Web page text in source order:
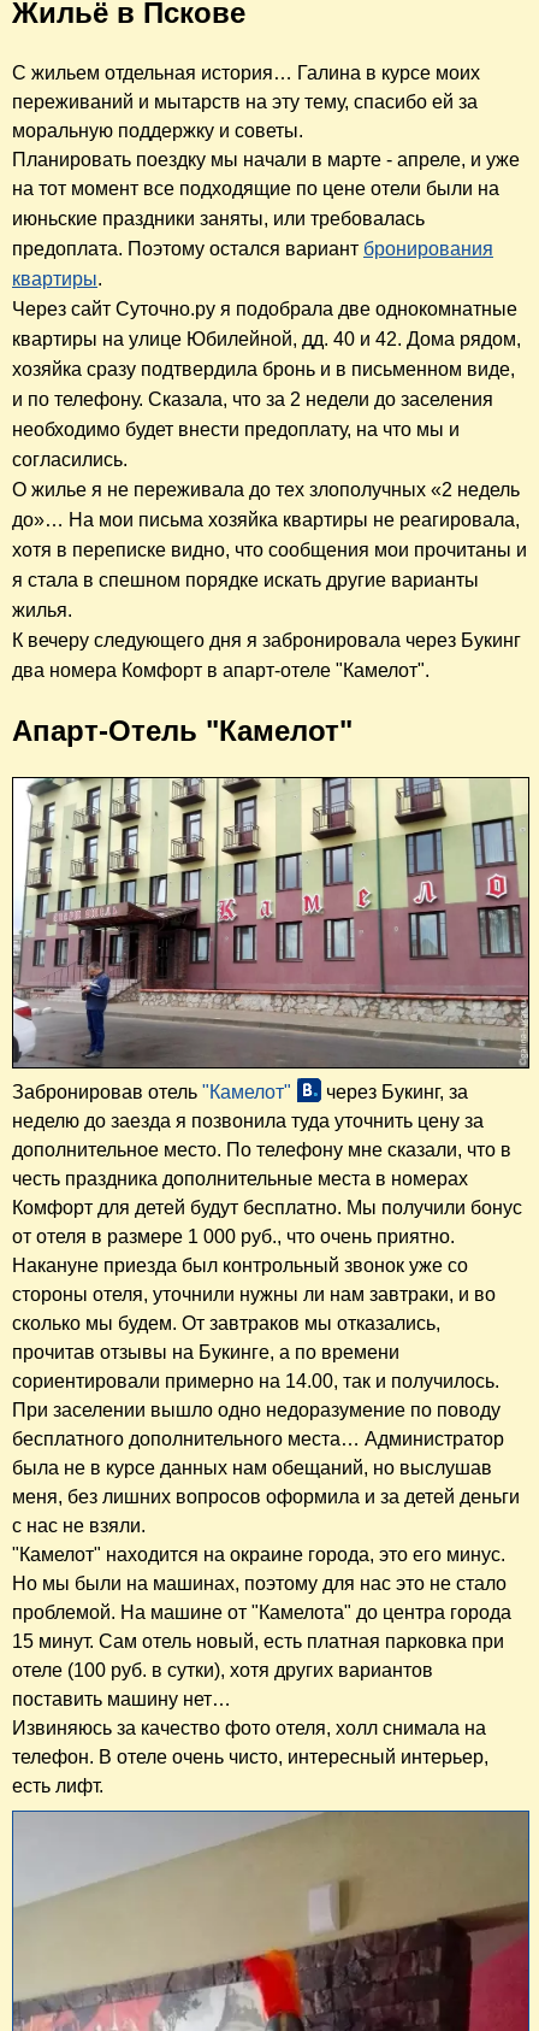
Жильё в Пскове
С жильем отдельная история… Галина в курсе моих
переживаний и мытарств на эту тему, спасибо ей за
моральную поддержку и советы.
​Планировать поездку мы начали в марте - апреле, и уже
на тот момент все подходящие по цене отели были на
июньские праздники заняты, или требовалась
предоплата. Поэтому остался вариант бронирования
квартиры.
Через сайт Суточно.ру я подобрала две однокомнатные
квартиры на улице Юбилейной, дд. 40 и 42. Дома рядом,
хозяйка сразу подтвердила бронь и в письменном виде,
и по телефону. Сказала, что за 2 недели до заселения
необходимо будет внести предоплату, на что мы и
согласились.
О жилье я не переживала до тех злополучных «2 недель
до»… На мои письма хозяйка квартиры не реагировала,
хотя в переписке видно, что сообщения мои прочитаны и
я стала в спешном порядке искать другие варианты
жилья.
К вечеру следующего дня я забронировала через Букинг
два номера Комфорт в апарт-отеле "Камелот".
Апарт-Отель "Камелот"
Забронировав отель "Камелот"
через Букинг, за
неделю до заезда я позвонила туда уточнить цену за
дополнительное место. По телефону мне сказали, что в
честь праздника дополнительные места в номерах
Комфорт для детей будут бесплатно. Мы получили бонус
от отеля в размере 1 000 руб., что очень приятно.
Накануне приезда был контрольный звонок уже со
стороны отеля, уточнили нужны ли нам завтраки, и во
сколько мы будем. От завтраков мы отказались,
прочитав отзывы на Букинге, а по времени
сориентировали примерно на 14.00, так и получилось.
При заселении вышло одно недоразумение по поводу
бесплатного дополнительного места… Администратор
была не в курсе данных нам обещаний, но выслушав
меня, без лишних вопросов оформила и за детей деньги
с нас не взяли.
"Камелот" находится на окраине города, это его минус.
Но мы были на машинах, поэтому для нас это не стало
проблемой. На машине от "Камелота" до центра города
15 минут. Сам отель новый, есть платная парковка при
отеле (100 руб. в сутки), хотя других вариантов
поставить машину нет…
Извиняюсь за качество фото отеля, холл снимала на
телефон. В отеле очень чисто, интересный интерьер,
есть лифт.